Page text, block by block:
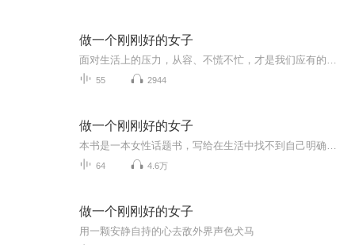
做一个刚刚好的女子
55 2944
做一个刚刚好的女子
64 4.6万
做一个刚刚好的女子
用一颗安静自持的心去敌外界声色犬马